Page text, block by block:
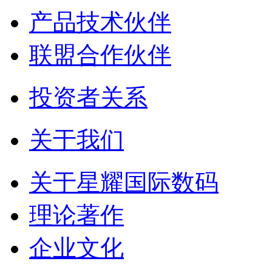
产品技术伙伴
联盟合作伙伴
投资者关系
关于我们
关于星耀国际数码
理论著作
企业文化